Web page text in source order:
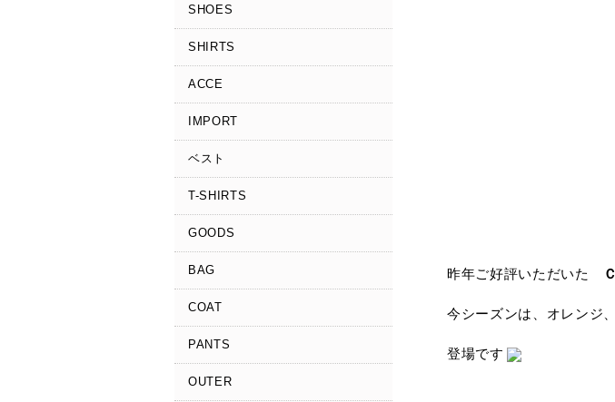
SHOES
SHIRTS
ACCE
IMPORT
ベスト
T-SHIRTS
GOODS
BAG
COAT
PANTS
OUTER
昨年ご好評いただいた
今シーズンは、オレンジ
登場です